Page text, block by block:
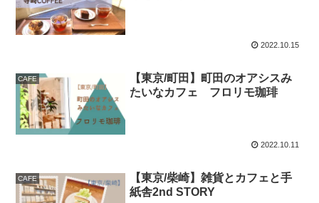
2022.10.15
CAFE
【東京/町田】町田のオアシスみ
たいなカフェ フロリモ珈琲
2022.10.11
CAFE
【東京/柴崎】雑貨とカフェと手
紙舎2nd STORY